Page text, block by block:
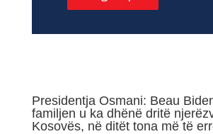
Presidentja Osmani: Beau
familjen u ka dhënë dritë
Kosovës, në ditët tona më të